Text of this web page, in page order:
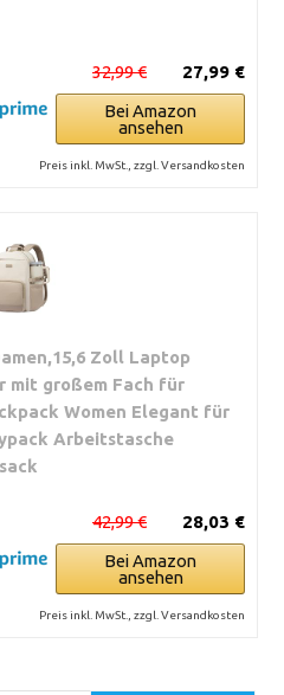
27,99 €
32,99 €
Bei Amazon
ansehen
Preis inkl. MwSt., zzgl. Versandkosten
Zoll Laptop
mit großem Fach für
Women Elegant für
Arbeitstasche
28,03 €
42,99 €
Bei Amazon
ansehen
Preis inkl. MwSt., zzgl. Versandkosten